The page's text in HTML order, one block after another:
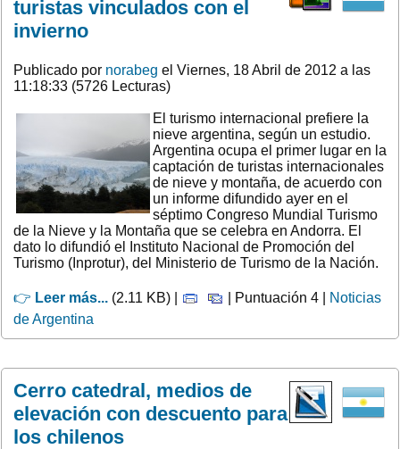
turistas vinculados con el
invierno
Publicado por norabeg el Viernes, 18 Abril de 2012 a las
11:18:33 (5726 Lecturas)
El turismo internacional prefiere la
nieve argentina, según un estudio.
Argentina ocupa el primer lugar en la
captación de turistas internacionales
de nieve y montaña, de acuerdo con
un informe difundido ayer en el
séptimo Congreso Mundial Turismo
de la Nieve y la Montaña que se celebra en Andorra. El
dato lo difundió el Instituto Nacional de Promoción del
Turismo (Inprotur), del Ministerio de Turismo de la Nación.
👉 Leer más... (2.11 KB) | | Puntuación 4 |
Noticias
de Argentina
Cerro catedral, medios de
elevación con descuento para
los chilenos